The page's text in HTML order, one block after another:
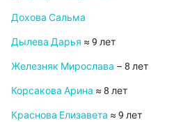
Дохова Сальма
Дылева Дарья ≈ 9 лет
Железняк Мирослава – 8 лет
Корсакова Арина ≈ 8 лет
Краснова Елизавета ≈ 9 лет